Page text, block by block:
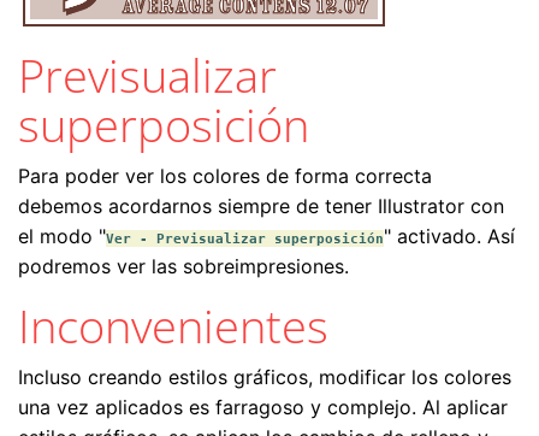
Previsualizar
superposición
Para poder ver los colores de forma correcta
debemos acordarnos siempre de tener Illustrator con
el modo "Ver - Previsualizar superposición" activado. Así
podremos ver las sobreimpresiones.
Inconvenientes
Incluso creando estilos gráficos, modificar los colores
una vez aplicados es farragoso y complejo. Al aplicar